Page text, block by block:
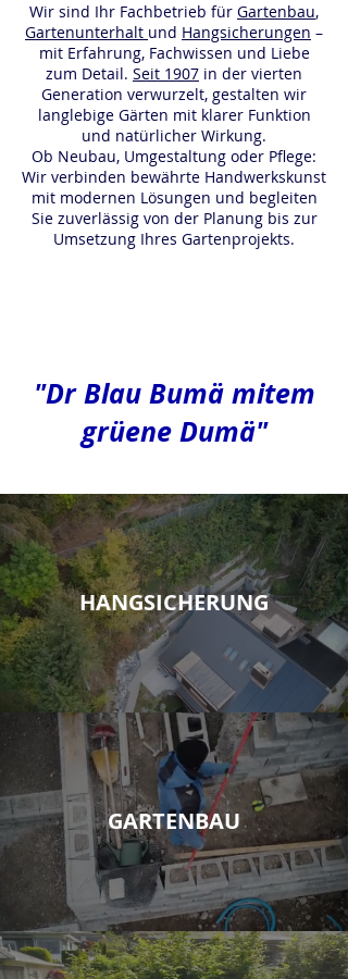
Wir sind Ihr Fachbetrieb für Gartenbau,
Gartenunterhalt und Hangsicherungen –
mit Erfahrung, Fachwissen und Liebe
zum Detail. Seit 1907 in der vierten
Generation verwurzelt, gestalten wir
langlebige Gärten mit klarer Funktion
und natürlicher Wirkung.
Ob Neubau, Umgestaltung oder Pflege:
Wir verbinden bewährte Handwerkskunst
mit modernen Lösungen und begleiten
Sie zuverlässig von der Planung bis zur
Umsetzung Ihres Gartenprojekts.
"Dr Blau Bumä mitem
grüene Dumä"
HANGSICHERUNG
GARTENBAU